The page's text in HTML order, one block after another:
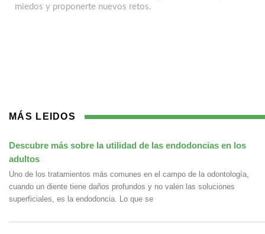
miedos y proponerte nuevos retos.
MÁS LEIDOS
Descubre más sobre la utilidad de las endodoncias en los
adultos
Uno de los tratamientos más comunes en el campo de la odontología,
cuando un diente tiene daños profundos y no valen las soluciones
superficiales, es la endodoncia. Lo que se